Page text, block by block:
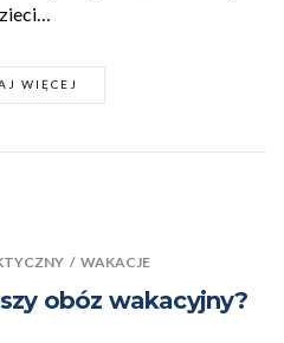
WIĘCEJ
/ WAKACJE
obóz wakacyjny?